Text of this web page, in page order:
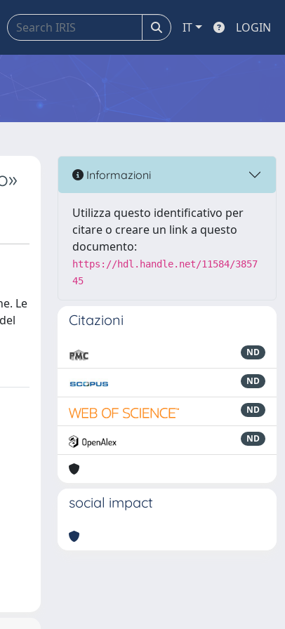
IT LOGIN
Le
Informazioni
Utilizza questo identificativo per
citare o creare un link a questo
documento:
https://hdl.handle.net/11584/3857
45
Citazioni
ND
ND
ND
ND
social impact